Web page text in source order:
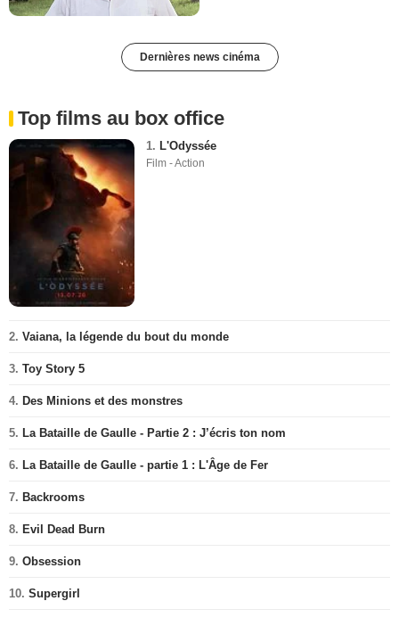
Dernières news cinéma
Top films au box office
1. L'Odyssée
Film - Action
2. Vaiana, la légende du bout du monde
3. Toy Story 5
4. Des Minions et des monstres
5. La Bataille de Gaulle - Partie 2 : J’écris ton nom
6. La Bataille de Gaulle - partie 1 : L'Âge de Fer
7. Backrooms
8. Evil Dead Burn
9. Obsession
10. Supergirl